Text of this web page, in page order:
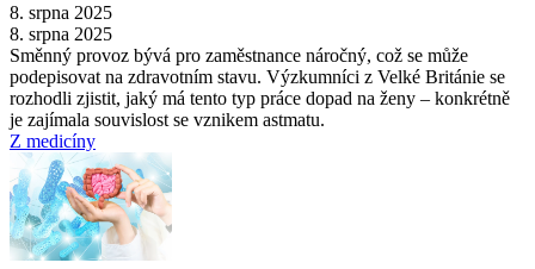
8. srpna 2025
8. srpna 2025
Směnný provoz bývá pro zaměstnance náročný, což se může
podepisovat na zdravotním stavu. Výzkumníci z Velké Británie se
rozhodli zjistit, jaký má tento typ práce dopad na ženy –⁠ konkrétně
je zajímala souvislost se vznikem astmatu.
Z medicíny